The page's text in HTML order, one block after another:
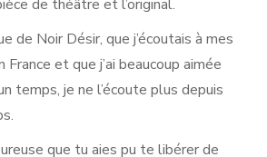
de théâtre et l’original.
de Noir Désir, que j’écoutais à mes
France et que j’ai beaucoup aimée
temps, je ne l’écoute plus depuis
que tu aies pu te libérer de